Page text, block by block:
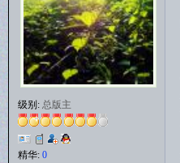
级别: 总版主
精华: 0